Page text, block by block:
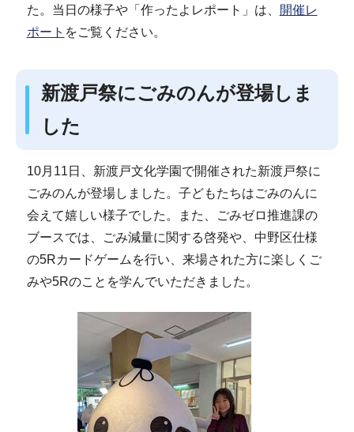
た。当日の様子や「作ったよレポート」は、
開催レ
ポート をご覧ください。
新渡戸祭にごみのんが登場しま
した
10月11日、新渡戸文化学園で開催された新渡戸祭に
ごみのんが登場しました。子どもたちはごみのんに
会えて嬉しい様子でした。また、ごみゼロ推進課の
ブースでは、ごみ減量に関する啓発や、中野区仕様
の5Rカードゲームを行い、来場された方に楽しくご
みや5Rのことを学んでいただきました。